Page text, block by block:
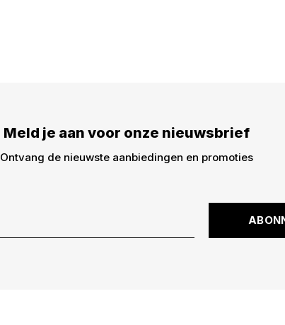
Meld je aan voor onze nieuwsbrief
Ontvang de nieuwste aanbiedingen en promoties